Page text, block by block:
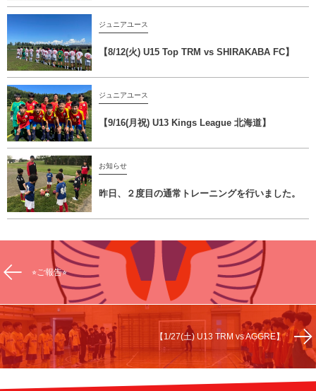
ジュニアユース
【8/12(火) U15 Top TRM vs SHIRAKABA FC】
ジュニアユース
【9/16(月祝) U13 Kings League 北海道】
お知らせ
昨日、２度目の通常トレーニングを行いました。
⭐︎ご報告⭐︎
【1/27(土) U13 TRM vs AGGRE】